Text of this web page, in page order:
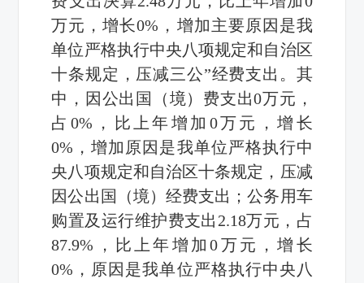
万元，增长0%，增加主要原因是我
单位严格执行中央八项规定和自治区
十条规定，压减三公”经费支出。其
中，因公出国（境）费支出0万元，
占0%，比上年增加0万元，增长
0%，增加原因是我单位严格执行中
央八项规定和自治区十条规定，压减
因公出国（境）经费支出；公务用车
购置及运行维护费支出2.18万元，占
87.9%，比上年增加0万元，增长
0%，原因是我单位严格执行中央八